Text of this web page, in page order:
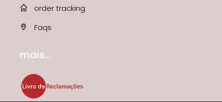
order tracking
Faqs
mais...